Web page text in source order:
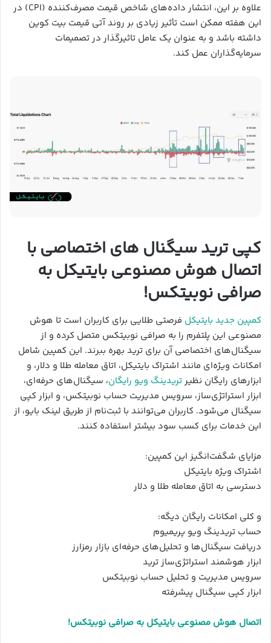
علاوه بر این، انتشار داده‌های شاخص قیمت مصرف‌کننده (CPI) در
این هفته ممکن است تأثیر زیادی بر روند آتی قیمت بیت کوین
داشته باشد و به عنوان یک عامل تاثیرگذار در تصمیمات
سرمایه‌گذاران عمل کند.
کپی ترید سیگنال های اختصاصی با
اتصال هوش مصنوعی بایتیکل به
صرافی نوبیتکس!
کمپین جدید بایتیکل فرصتی طلایی برای کاربران است تا هوش
مصنوعی این پلتفرم را به صرافی نوبیتکس متصل کرده و از
سیگنال‌های اختصاصی آن برای ترید بهره ببرند. این کمپین شامل
امکانات ویژه‌ای مانند اشتراک بایتیکل، اتاق معامله طلا و دلار، و
ابزارهای رایگان نظیرتریدینگ ویو رایگان، سیگنال‌های حرفه‌ای،
ابزار استراتژی‌ساز، سرویس مدیریت حساب نوبیتکس، و ابزار کپی
سیگنال می‌شود. کاربران می‌توانند با ثبت‌نام از طریق لینک بایو، از
این خدمات برای کسب سود بیشتر استفاده کنند.
مزایای شگفت‌انگیز این کمپین:
اشتراک ویژه بایتیکل
دسترسی به اتاق معامله طلا و دلار
و کلی امکانات رایگان دیگه:
حساب تریدینگ ویو پریمیوم
دریافت سیگنال‌ها و تحلیل‌های حرفه‌ای بازار رمزارز
ابزار هوشمند استراتژی‌ساز ترید
سرویس مدیریت و تحلیل حساب نوبیتکس
ابزار کپی سیگنال پیشرفته
اتصال هوش مصنوعی بایتیکل به صرافی نوبیتکس!